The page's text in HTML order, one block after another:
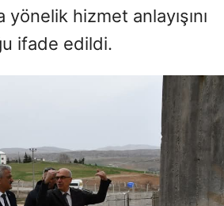
hizmet anlayışını
ifade edildi.